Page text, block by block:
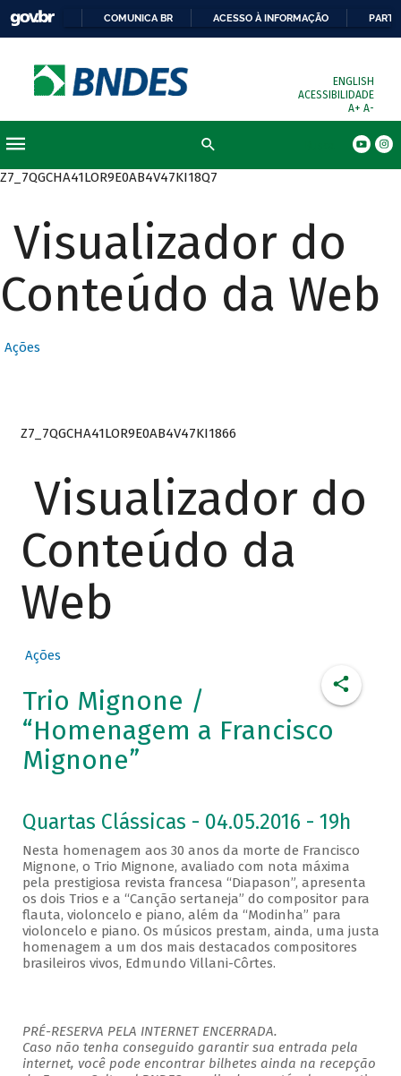
COMUNICA BR ACESSO À INFORMAÇÃO
ENGLISH
ACESSIBILIDADE
A+ A-
Z7_7QGCHA41LOR9E0AB4V47KI18Q7
Visualizador do
Conteúdo da Web
Ações
Z7_7QGCHA41LOR9E0AB4V47KI1866
Visualizador do
Conteúdo da
Web
Ações
Trio Mignone /
“Homenagem a Francisco
Mignone”
Quartas Clássicas - 04.05.2016 - 19h
Nesta homenagem aos 30 anos da morte de Francisco
Mignone, o Trio Mignone, avaliado com nota máxima
pela prestigiosa revista francesa “Diapason”, apresenta
os dois Trios e a “Canção sertaneja” do compositor para
flauta, violoncelo e piano, além da “Modinha” para
violoncelo e piano. Os músicos prestam, ainda, uma justa
homenagem a um dos mais destacados compositores
brasileiros vivos, Edmundo Villani-Côrtes.
PRÉ-RESERVA PELA INTERNET ENCERRADA.
Caso não tenha conseguido garantir sua entrada pela
internet, você pode encontrar bilhetes ainda na recepção